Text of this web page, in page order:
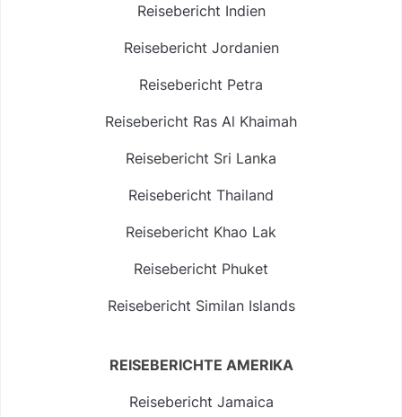
Reisebericht Indien
Reisebericht Jordanien
Reisebericht Petra
Reisebericht Ras Al Khaimah
Reisebericht Sri Lanka
Reisebericht Thailand
Reisebericht Khao Lak
Reisebericht Phuket
Reisebericht Similan Islands
REISEBERICHTE AMERIKA
Reisebericht Jamaica